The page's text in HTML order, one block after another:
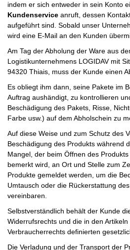
indem er sich entweder in sein Konto
Kundenservice anruft, dessen
aufgeführt sind. Sobald unser
wird eine E-Mail an den Kunden
Am Tag der Abholung der Ware aus
Logistikunternehmens LOGIDAV mit
94320 Thiais, muss der Kunde einen
Es obliegt ihm dann, seine Pakete im
Auftrag aushändigt, zu kontrollieren
Beschädigung des Pakets, Risse,
Farbe usw.) auf dem Abholschein zu
Auf diese Weise und zum Schutz des
Beschädigung des Produkts während
Mangel, der beim Öffnen des
bemerkt wird, an Ort und Stelle zum
Produkte gemeldet werden, um die
Umtausch oder die Rückerstattung
vereinbaren.
Selbstverständlich behält der Kunde
Widerrufsrechts und die in den
Verbraucherrechts definierten
Die Verladung und der Transport der